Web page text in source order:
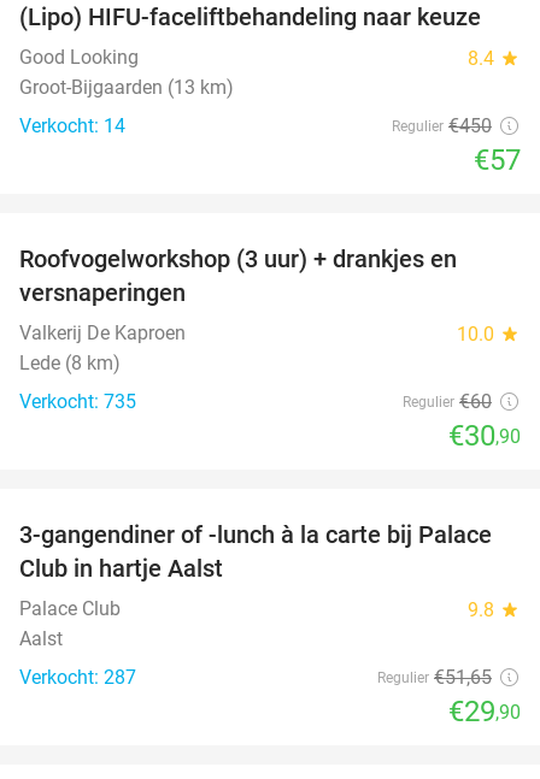
87%
(Lipo) HIFU-faceliftbehandeling naar keuze
Good Looking 8.4 star
Groot-Bijgaarden (13 km)
Verkocht: 14
Regulier €450
€57
Roofvogelworkshop (3 uur) + drankjes en
versnaperingen
Valkerij De Kaproen 10.0 star
Lede (8 km)
Verkocht: 735
Regulier €60
€30,90
42%
3-gangendiner of -lunch à la carte bij Palace
Club in hartje Aalst
Palace Club 9.8 star
Aalst
Verkocht: 287
Regulier €51,65
€29,90